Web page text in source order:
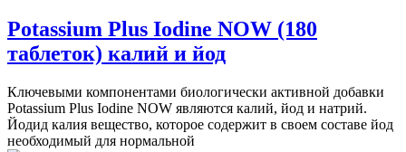
Potassium Plus Iodine NOW (180
таблеток) калий и йод
Ключевыми компонентами биологически активной добавки
Potassium Plus Iodine NOW являются калий, йод и натрий.
Йодид калия вещество, которое содержит в своем составе йод
необходимый для нормальной